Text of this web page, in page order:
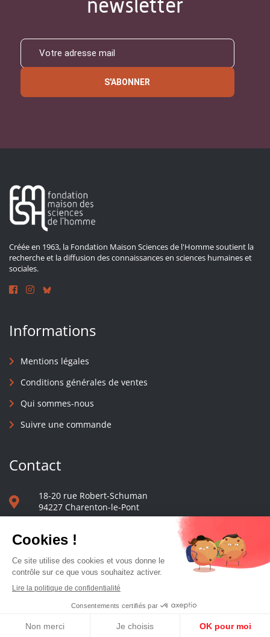
newsletter
S'ABONNER
Créée en 1963, la Fondation Maison Sciences de l'Homme soutient la
recherche et la diffusion des connaissances en sciences humaines et
sociales.
Informations
Mentions légales
Conditions générales de ventes
Qui sommes-nous
Suivre une commande
Contact
18-20 rue Robert-Schuman
94227 Charenton-le-Pont